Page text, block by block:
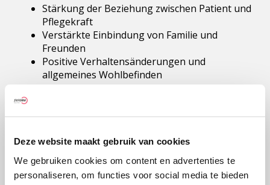
Deze website maakt gebruik van cookies
We gebruiken cookies om content en advertenties te
personaliseren, om functies voor social media te bieden
Stärkung der Beziehung zwischen Patient und
Pflegekraft
Verstärkte Einbindung von Familie und
Freunden
Positive Verhaltensänderungen und
allgemeines Wohlbefinden
Es ist wichtig, genau zu beobachten, wie eine
der Erkrankung unterschiedlich sein. Durch
sorgfältige Beobachtung kann der Ansatz auf die
individuellen Bedürfnisse abgestimmt werden. So
können Sie eine möglichst angenehme Snoezelen-